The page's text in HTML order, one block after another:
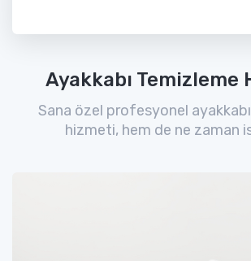
Ayakkabı Temizleme
Sana özel profesyonel
hizmeti, hem de ne zaman